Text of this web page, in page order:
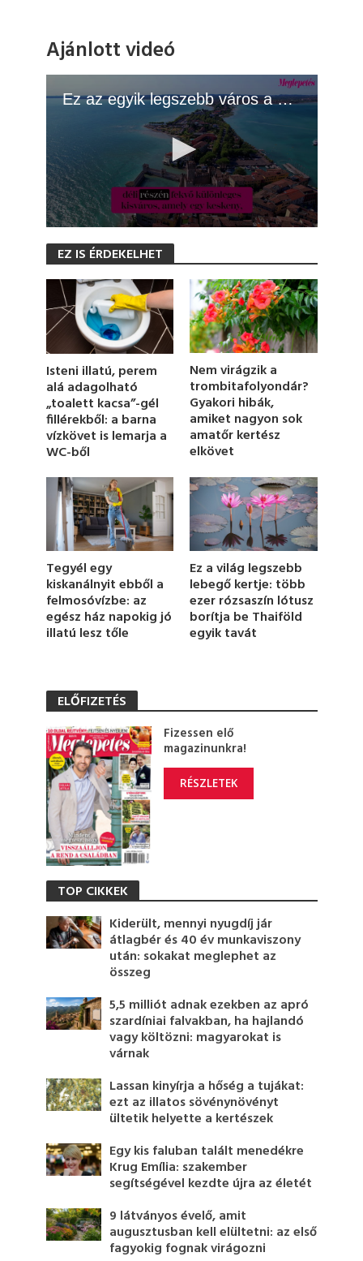
Ajánlott videó
Ez az egyik legszebb város a Garda-tó mellett:
s
d
o
f
m
i
n
u
t
e
,
s
EZ IS ÉRDEKELHET
Isteni illatú, perem
alá adagolható
„toalett kacsa”-gél
fillérekből: a barna
vízkövet is lemarja a
WC-ből
Nem virágzik a
trombitafolyondár?
Gyakori hibák,
amiket nagyon sok
amatőr kertész
elkövet
Tegyél egy
kiskanálnyit ebből a
felmosóvízbe: az
egész ház napokig jó
illatú lesz tőle
Ez a világ legszebb
lebegő kertje: több
ezer rózsaszín lótusz
borítja be Thaiföld
egyik tavát
ELŐFIZETÉS
Fizessen elő
magazinunkra!
RÉSZLETEK
TOP CIKKEK
Kiderült, mennyi nyugdíj jár
átlagbér és 40 év munkaviszony
után: sokakat meglephet az
összeg
5,5 milliót adnak ezekben az apró
szardíniai falvakban, ha hajlandó
vagy költözni: magyarokat is
várnak
Lassan kinyírja a hőség a tujákat:
ezt az illatos sövénynövényt
ültetik helyette a kertészek
Egy kis faluban talált menedékre
Krug Emília: szakember
segítségével kezdte újra az életét
9 látványos évelő, amit
augusztusban kell elültetni: az első
fagyokig fognak virágozni